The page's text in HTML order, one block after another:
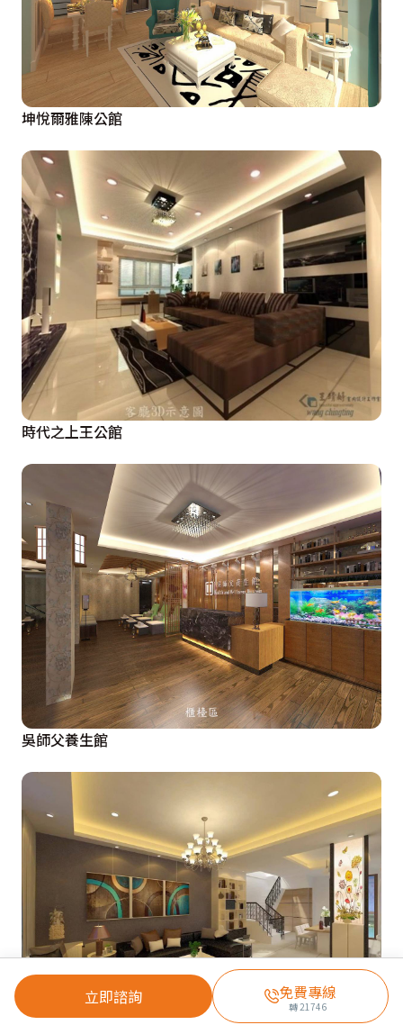
立即諮詢 免費專線
轉21746
坤悅爾雅陳公館
時代之上王公館
吳師父養生館